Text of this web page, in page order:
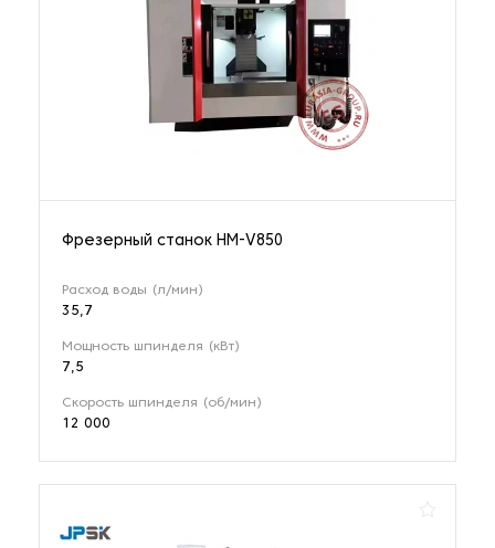
Фрезерный станок HM-V850
Расход воды (л/мин)
35,7
Мощность шпинделя (кВт)
7,5
Скорость шпинделя (об/мин)
12 000